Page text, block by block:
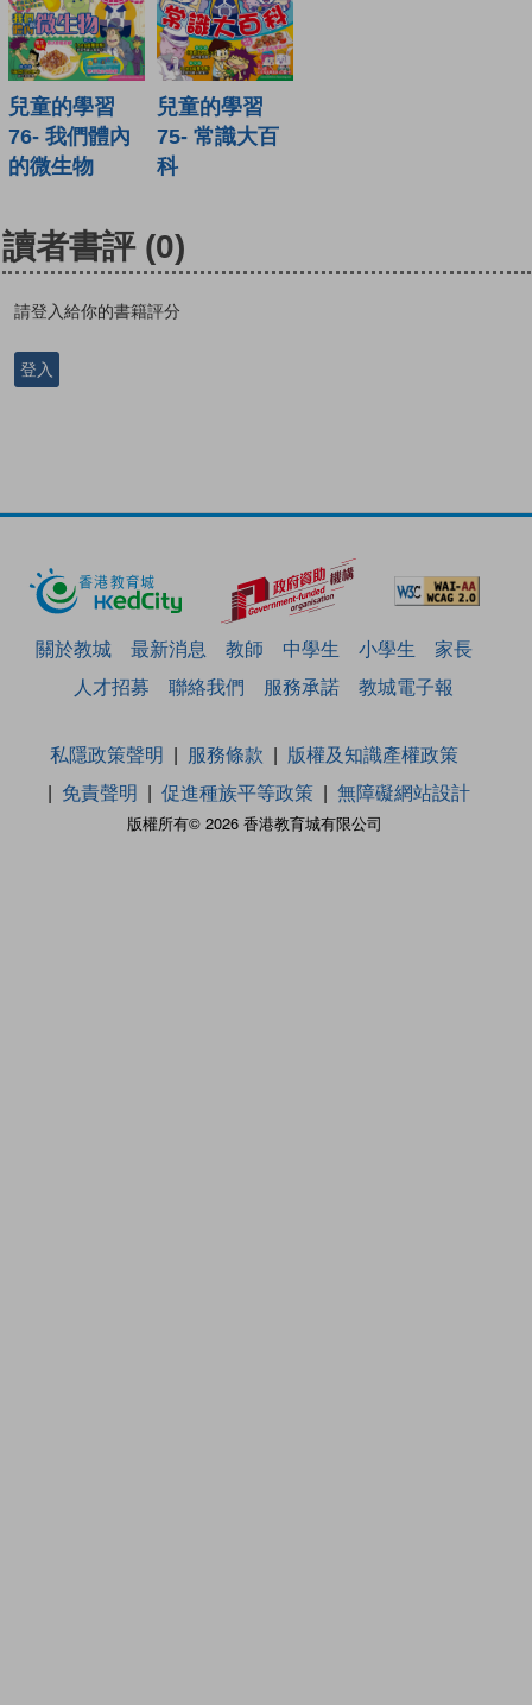
兒童的學習
76- 我們體內
的微生物
兒童的學習
75- 常識大百
科
讀者書評 (0)
請登入給你的書籍評分
登入
關於教城 最新消息 教師 中學生 小學生
家長
人才招募
聯絡我們 服務承諾 教城電子報
版權所有© 2026 香港教育城有限公司
私隱政策聲明 服務條款
版權及知識產權政策
免責聲明
促進種族平等政策 無障礙網站設計